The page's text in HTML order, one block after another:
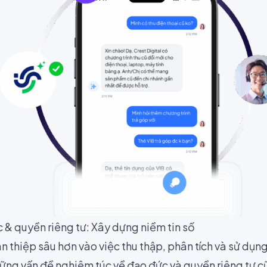
& quyền riêng tư: Xây dựng niềm tin số
thiệp sâu hơn vào việc thu thập, phân tích và sử